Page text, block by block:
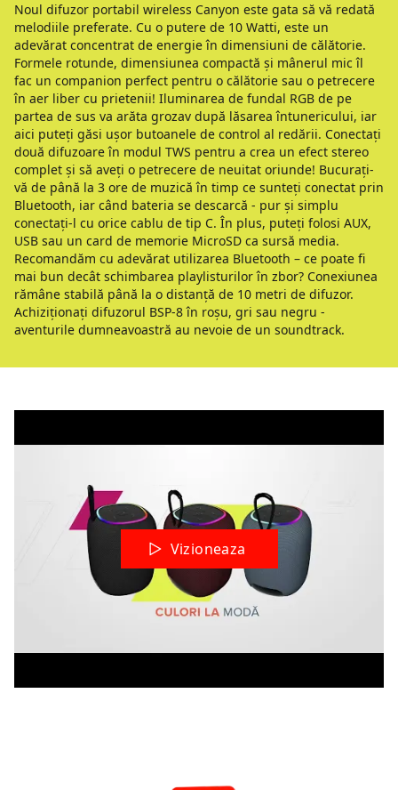
Noul difuzor portabil wireless Canyon este gata să vă redată
melodiile preferate. Cu o putere de 10 Watti, este un
adevărat concentrat de energie în dimensiuni de călătorie.
Formele rotunde, dimensiunea compactă și mânerul mic îl
fac un companion perfect pentru o călătorie sau o petrecere
în aer liber cu prietenii! Iluminarea de fundal RGB de pe
partea de sus va arăta grozav după lăsarea întunericului, iar
aici puteți găsi ușor butoanele de control al redării. Conectați
două difuzoare în modul TWS pentru a crea un efect stereo
complet și să aveți o petrecere de neuitat oriunde! Bucurați-
vă de până la 3 ore de muzică în timp ce sunteți conectat prin
Bluetooth, iar când bateria se descarcă - pur și simplu
conectați-l cu orice cablu de tip C. În plus, puteți folosi AUX,
USB sau un card de memorie MicroSD ca sursă media.
Recomandăm cu adevărat utilizarea Bluetooth – ce poate fi
mai bun decât schimbarea playlisturilor în zbor? Conexiunea
rămâne stabilă până la o distanță de 10 metri de difuzor.
Achiziționați difuzorul BSP-8 în roșu, gri sau negru -
aventurile dumneavoastră au nevoie de un soundtrack.
Vizioneaza